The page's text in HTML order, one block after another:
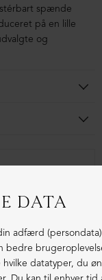
spænde
på en lille
og